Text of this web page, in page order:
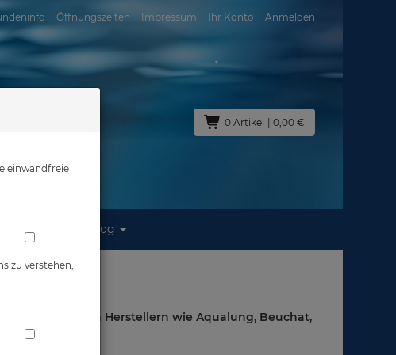
Öffnungszeiten Impressum Ihr Konto Anmelden
0 Artikel | 0,00 €
Reisen Blog
von führenden Herstellern wie Aqualung, Beuchat,
einwandfreie
zu verstehen,